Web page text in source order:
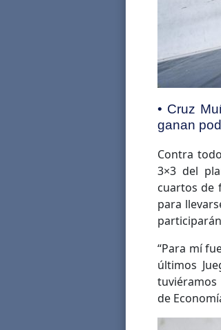
• Cruz
ganan
Contra
3×3 del
cuartos de
para
“Para mí
últimos
tuviéramos
de